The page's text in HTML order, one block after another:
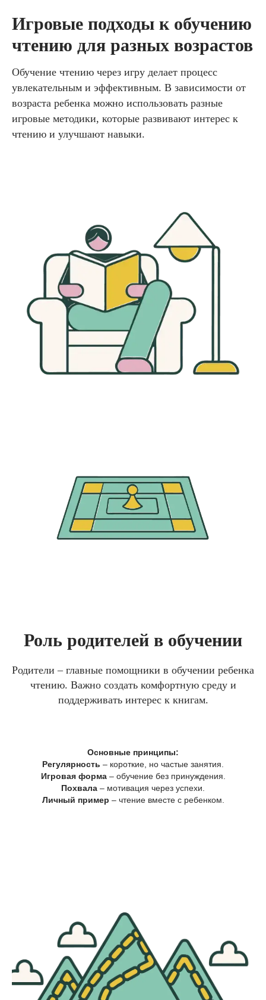
Игровые подходы к обучению
чтению для разных возрастов
Обучение чтению через игру делает процесс
увлекательным и эффективным. В зависимости от
возраста ребенка можно использовать разные
игровые методики, которые развивают интерес к
чтению и улучшают навыки.
Роль родителей в обучении
Родители – главные помощники в обучении ребенка
чтению. Важно создать комфортную среду и
поддерживать интерес к книгам.
Основные принципы:
Регулярность – короткие, но частые занятия.
Игровая форма– обучение без принуждения.
Похвала – мотивация через успехи.
Личный пример – чтение вместе с ребенком.